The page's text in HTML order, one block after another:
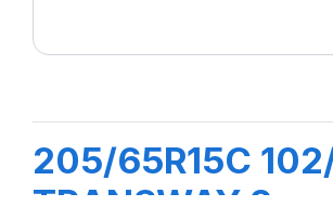
205/65R15C